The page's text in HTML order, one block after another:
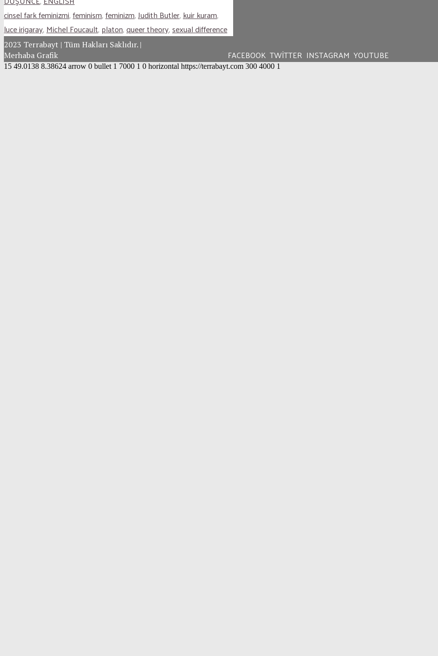
cinsel fark feminizmi,feminism,feminizm,Judith Butler,kuir kuram,
luce irigaray,Michel Foucault, platon,queer theory,sexual difference
2023 Terrabayt | Tüm Hakları Saklıdır. |
Merhaba Grafik
FACEBOOK TWITTER INSTAGRAM YOUTUBE
15 49.0138 8.38624 arrow 0 bullet 1 7000 1 0 horizontal https://terrabayt.com 300 4000 1